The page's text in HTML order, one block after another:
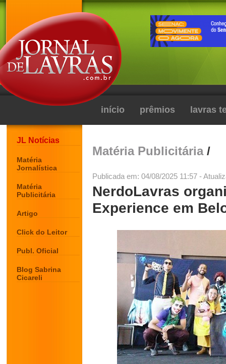
início prêmios lavras
JL Notícias
Matéria
Jornalística
Matéria
Publicitária
Artigo
Click do Leitor
Publ. Oficial
Blog Sabrina
Cicareli
Matéria Publicitária/
Publicada em: 04/08/2025 11:57 -
NerdoLavras
Experience em